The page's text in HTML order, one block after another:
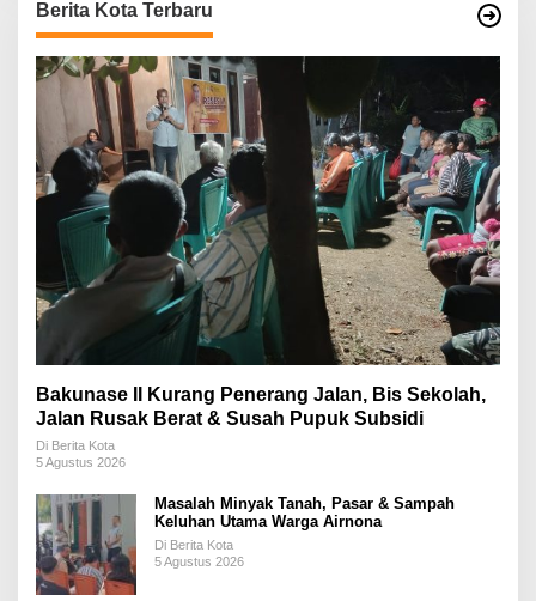
Berita Kota Terbaru
Bakunase II Kurang Penerang Jalan, Bis Sekolah,
Jalan Rusak Berat & Susah Pupuk Subsidi
Di Berita Kota
5 Agustus 2026
Masalah Minyak Tanah, Pasar & Sampah
Keluhan Utama Warga Airnona
Di Berita Kota
5 Agustus 2026